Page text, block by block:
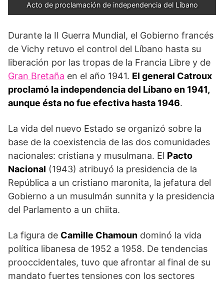
Acto de proclamación de independencia del Líbano
Durante la II Guerra Mundial, el Gobierno francés
de Vichy retuvo el control del Líbano hasta su
liberación por las tropas de la Francia Libre y de
Gran Bretaña en el año 1941. El general Catroux
proclamó la independencia del Líbano en 1941,
aunque ésta no fue efectiva hasta 1946.
La vida del nuevo Estado se organizó sobre la
base de la coexistencia de las dos comunidades
nacionales: cristiana y musulmana. El Pacto
Nacional (1943) atribuyó la presidencia de la
República a un cristiano maronita, la jefatura del
Gobierno a un musulmán sunnita y la presidencia
del Parlamento a un chiita.
La figura de Camille Chamoun dominó la vida
política libanesa de 1952 a 1958. De tendencias
prooccidentales, tuvo que afrontar al final de su
mandato fuertes tensiones con los sectores